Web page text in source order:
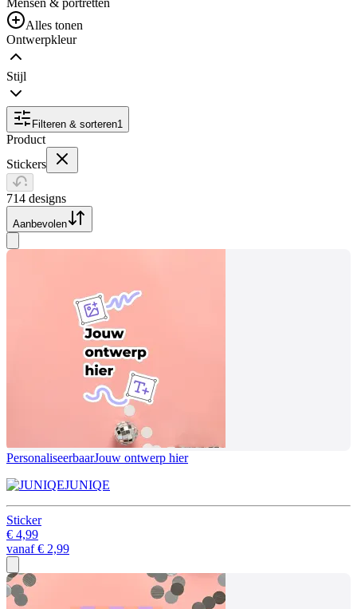
Alles tonen
Ontwerpkleur
Stijl
Filteren & sorteren1
Product
Stickers
714 designs
Aanbevolen
PersonaliseerbaarJouw ontwerp hier
JUNIQE
Sticker
€ 4,99
vanaf€ 2,99